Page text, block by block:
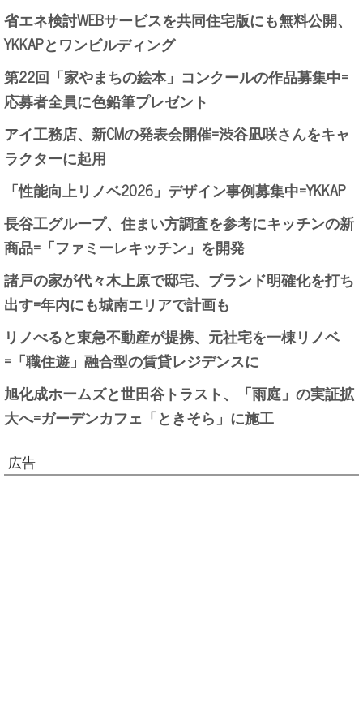
省エネ検討WEBサービスを共同住宅版にも無料公開、
YKKAPとワンビルディング
第22回「家やまちの絵本」コンクールの作品募集中=
応募者全員に色鉛筆プレゼント
アイ工務店、新CMの発表会開催=渋谷凪咲さんをキャ
ラクターに起用
「性能向上リノベ2026」デザイン事例募集中=YKKAP
長谷工グループ、住まい方調査を参考にキッチンの新
商品=「ファミーレキッチン」を開発
諸戸の家が代々木上原で邸宅、ブランド明確化を打ち
出す=年内にも城南エリアで計画も
リノべると東急不動産が提携、元社宅を一棟リノベ
=「職住遊」融合型の賃貸レジデンスに
旭化成ホームズと世田谷トラスト、「雨庭」の実証拡
大へ=ガーデンカフェ「ときそら」に施工
広告